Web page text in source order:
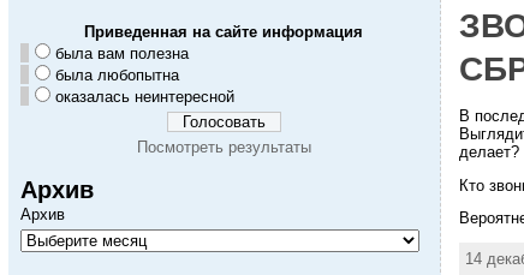
Приведенная на сайте информация
была вам полезна
была любопытна
оказалась неинтересной
Посмотреть результаты
Архив
Архив
В
Кто
14